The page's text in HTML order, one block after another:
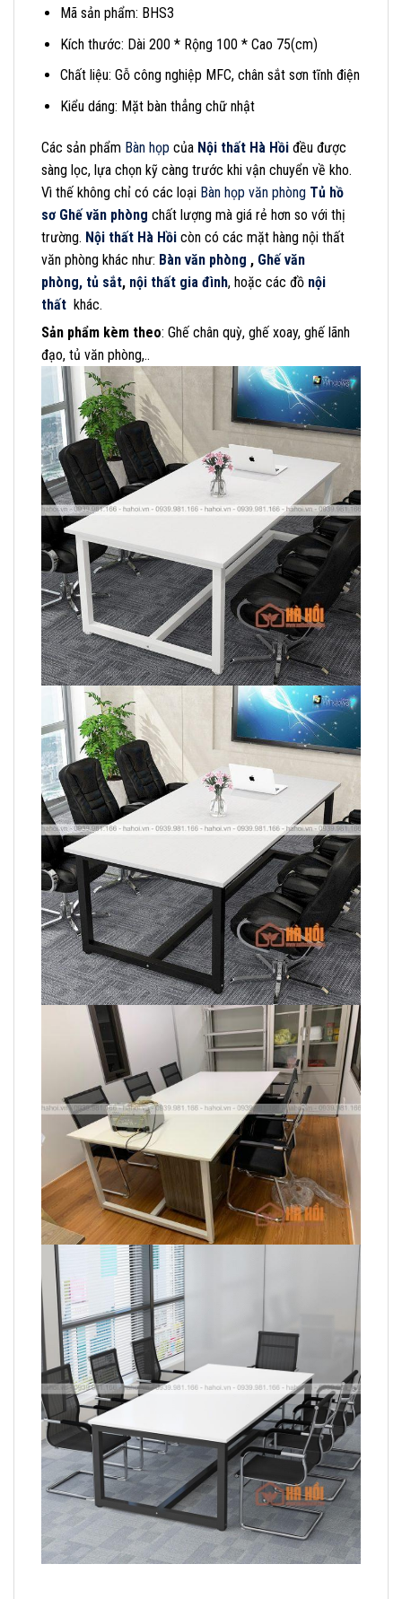
Mã sản phẩm: BHS3
Kích thước: Dài 200 * Rộng 100 * Cao 75(cm)
Chất liệu: Gỗ công nghiệp MFC, chân sắt sơn tĩnh điện
Kiểu dáng: Mặt bàn thẳng chữ nhật
Các sản phẩm Bàn họp của Nội thất Hà Hồi đều được
sàng lọc, lựa chọn kỹ càng trước khi vận chuyển về kho.
Vì thế không chỉ có các loại Bàn họp văn phòng Tủ hồ
sơ Ghế văn phòng chất lượng mà giá rẻ hơn so với thị
trường. Nội thất Hà Hồi còn có các mặt hàng nội thất
văn phòng khác như: Bàn văn phòng , Ghế văn
phòng, tủ sắt, nội thất gia đình, hoặc các đồ nội
thất khác.
Sản phẩm kèm theo: Ghế chân quỳ, ghế xoay, ghế lãnh
đạo, tủ văn phòng,..